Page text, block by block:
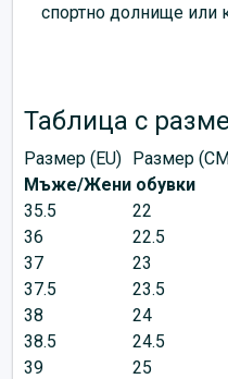
спортно долнище или
Таблица с
Размер (EU) Размер
Мъже/Жени обувки
35.5
22
36
22.5
37
23
37.5
23.5
38
24
38.5
24.5
39
25